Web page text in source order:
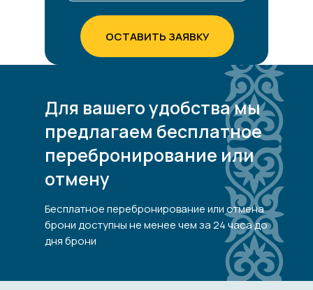
ОСТАВИТЬ ЗАЯВКУ
Для вашего удобства мы
предлагаем бесплатное
перебронирование или
отмену
Бесплатное перебронирование или отмена
брони доступны не менее чем за 24 часа до
дня брони